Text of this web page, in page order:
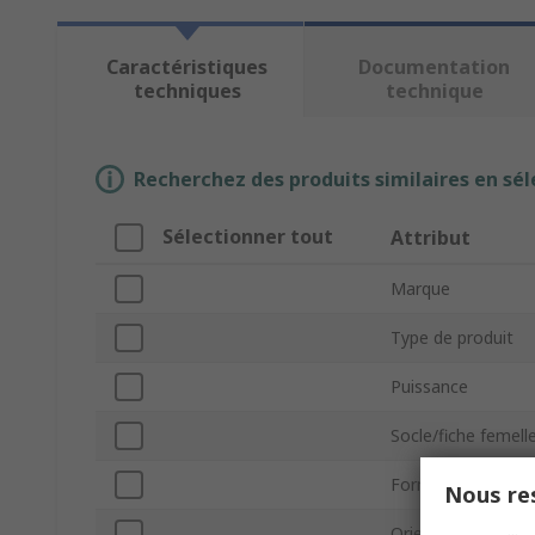
Caractéristiques
techniques
Documentation
technique
Recherchez des produits similaires en
Sélectionner tout Attribut
Marque
Type de produit
Puissance
Socle/fiche
Forme de lampe
Nous